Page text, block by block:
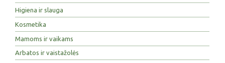
Higiena ir slauga
Kosmetika
Mamoms ir vaikams
Arbatos ir vaistažolės